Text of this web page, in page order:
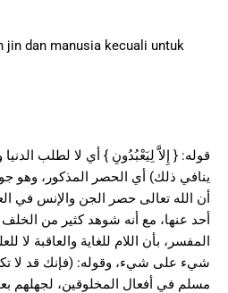
jin dan manusia kecuali untuk
قوله: { إِلاَّ لِيَعْبُدُونِ } أي لا لطلب الدنيا
ينافي ذلك) أي الحصر المذكور،
أن الله تعالى حصر الجن والإنس في
أحد عنها، مع أنه شوهد كثير من
المفسر، بأن اللام للغاية والعاقبة لا
شيء على شيء، وقوله: (فإنك قد لا
مسلم في أفعال المخلوقين، لجهلهم